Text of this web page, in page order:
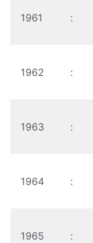
1961 :
1962 :
1963 :
1964 :
1965 :